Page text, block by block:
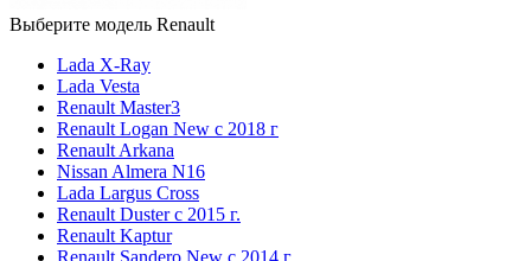
Выберите модель Renault
Lada X-Ray
Lada Vesta
Renault Master3
Renault Logan New с 2018 г
Renault Arkana
Nissan Almera N16
Lada Largus Cross
Renault Duster с 2015 г.
Renault Kaptur